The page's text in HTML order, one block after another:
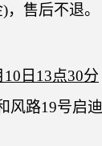
)，售后不退。
10 日 13点30分
风路19号启